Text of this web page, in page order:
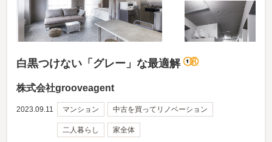
白黒つけない「グレー」な最適解
株式会社grooveagent
2023.09.11 マンション 中古を買ってリノベーション
二人暮らし 家全体